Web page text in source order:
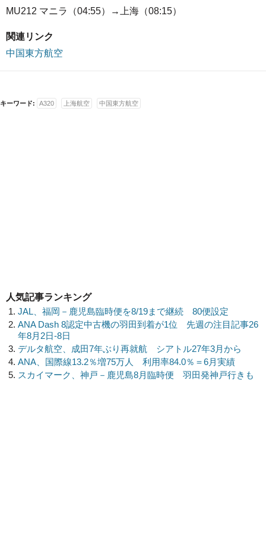
MU212 マニラ（04:55）→上海（08:15）
関連リンク
中国東方航空
キーワード: A320 上海航空 中国東方航空
人気記事ランキング
JAL、福岡－鹿児島臨時便を8/19まで継続 80便設定
ANA Dash 8認定中古機の羽田到着が1位 先週の注目記事26
年8月2日-8日
デルタ航空、成田7年ぶり再就航 シアトル27年3月から
ANA、国際線13.2％増75万人 利用率84.0％＝6月実績
スカイマーク、神戸－鹿児島8月臨時便 羽田発神戸行きも